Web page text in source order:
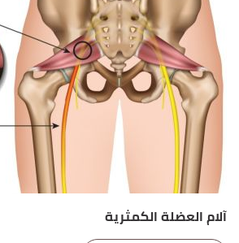
آلام العضلة الكمثرية